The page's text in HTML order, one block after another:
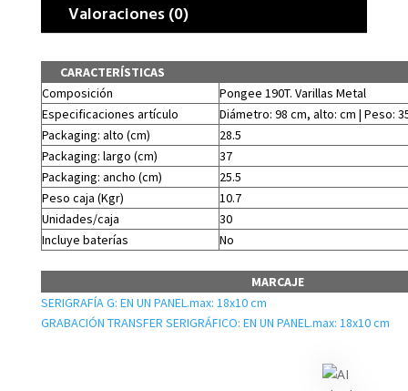
Valoraciones (0)
CARACTERÍSTICAS
Composición
Pongee 190T. Varillas Metal
Especificaciones artículo
Diámetro: 98 cm, alto: cm | Peso:
Packaging: alto (cm)
28.5
Packaging: largo (cm)
37
Packaging: ancho (cm)
25.5
Peso caja (Kgr)
10.7
Unidades/caja
30
Incluye baterías
No
MARCAJE
SERIGRAFÍA G: EN UN PANEL.max: 18x10 cm
GRABACIÓN TRANSFER SERIGRÁFICO: EN UN PANEL.max: 18x10 cm